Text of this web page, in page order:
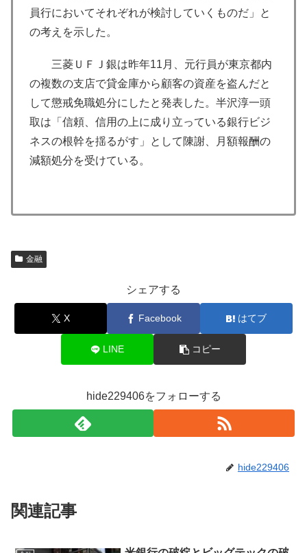
員行においてそれぞれが検討していくものだ」と
の考えを示した。
三菱ＵＦＪ銀は昨年11月、元行員が東京都内
の複数の支店で貸金庫から顧客の資産を盗んだと
して懲戒免職処分にしたと発表した。半沢淳一頭
取は「信頼、信用の上に成り立っている銀行ビジ
ネスの根幹を揺るがす」として陳謝、月額報酬の
減額処分を受けている。
金融
シェアする
X Facebook はてブ
LINE コピー
hide229406をフォローする
hide229406
関連記事